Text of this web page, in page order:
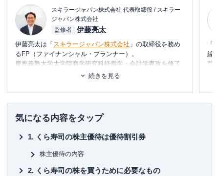
スキラージャパン株式会社 代表取締役 / スキラー
ジャパン株式会社
監修者
伊藤亮太
伊藤亮太は「 スキラージャパン株式会社 」の取締役を務め
るFP（ファイナンシャル・プランナー）。
慶應義塾大学大学院商学研究科経営学・会計学専攻を修了
CFP®を取得。
行業務に携わる。
現在は富裕層個人の資産設計を中心としたマネー・ライフ
プランの提案・策定・サポート等を行う傍ら、
関連するセミナー講師や講演を多数行う。
▼書籍
7日でマスターNISA&iDeCoがおもしろいくらいわかる本
書
続きを見る
「
編
門
め
気になる内容をタップ
くら寿司の株主優待は優待割引券
株主優待の内容
くら寿司の株を買うために必要なもの